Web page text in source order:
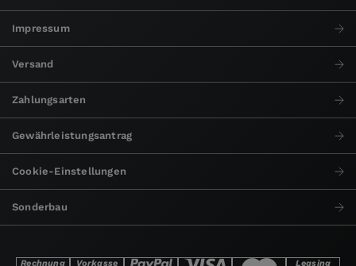
Impressum
Versand
Zahlungsarten
Gewährleistungsantrag
Cookie-Einstellungen
Sonderbau
Rechnung Vorkasse Leasing